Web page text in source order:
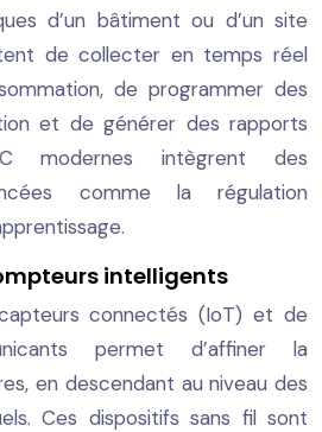
d’un bâtiment ou d’un site
de collecter en temps réel
de programmer des
et de générer des rapports
modernes intègrent des
comme la régulation
intelligents
connectés (IoT) et de
permet d’affiner la
en descendant au niveau des
Ces dispositifs sans fil sont